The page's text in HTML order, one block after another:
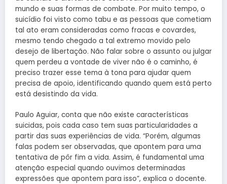
mundo e suas formas de combate. Por muito tempo, o
suicídio foi visto como tabu e as pessoas que cometiam
tal ato eram consideradas como fracas e covardes,
mesmo tendo chegado a tal extremo movido pelo
desejo de libertação. Não falar sobre o assunto ou julgar
quem perdeu a vontade de viver não é o caminho, é
preciso trazer esse tema à tona para ajudar quem
precisa de apoio, identificando quando quem está perto
está desistindo da vida.
Paulo Aguiar, conta que não existe características
suicidas, pois cada caso tem suas particularidades a
partir das suas experiências de vida. “Porém, algumas
falas podem ser observadas, que apontem para uma
tentativa de pôr fim a vida. Assim, é fundamental uma
atenção especial quando ouvimos determinadas
expressões que apontem para isso”, explica o docente.